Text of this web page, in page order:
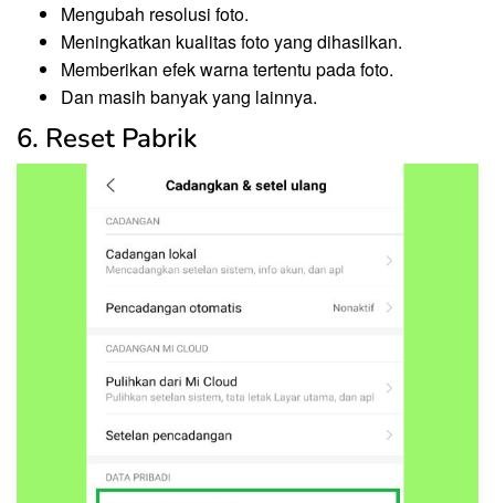
Mengubah resolusi foto.
Meningkatkan kualitas foto yang dihasilkan.
Memberikan efek warna tertentu pada foto.
Dan masih banyak yang lainnya.
6. Reset Pabrik